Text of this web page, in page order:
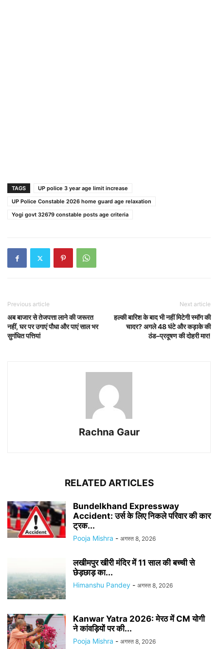
TAGS
UP police 3 year age limit increase
UP Police Constable 2026 home guard age relaxation
Yogi govt 32679 constable posts age criteria
Previous article
अब बाजार से तेजपत्ता लाने की जरूरत
नहीं, घर पर उगाएं पौधा और पाएं साल भर
सुगंधित पत्तियां
Next article
हल्की बारिश के बाद भी नहीं मिटेगी स्मॉग की
चादर? अगले 48 घंटे और कड़ाके की
ठंड–प्रदूषण की दोहरी मार!
Rachna Gaur
RELATED ARTICLES
Bundelkhand Expressway
Accident: उर्स के लिए निकले परिवार की कार
ट्रक...
Pooja Mishra - अगस्त 8, 2026
लखीमपुर खीरी मंदिर में 11 साल की बच्ची से
छेड़छाड़ का...
Himanshu Pandey - अगस्त 8, 2026
Kanwar Yatra 2026: मेरठ में CM योगी
ने कांवड़ियों पर की...
Pooja Mishra - अगस्त 8, 2026